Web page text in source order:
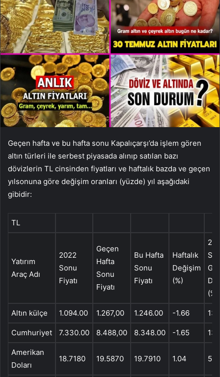
Geçen hafta ve bu hafta sonu Kapalıçarşı’da işlem gören
altın türleri ile serbest piyasada alınıp satılan bazı
dövizlerin TL cinsinden fiyatları ve haftalık bazda ve geçen
yılsonuna göre değişim oranları (yüzde) yıl aşağıdaki
gibidir:
TL
Yatırım
Araç Adı
2022
Sonu
Fiyatı
Geçen
Hafta
Sonu
Fiyatı
Bu Hafta
Sonu
Fiyatı
Haftalık
Değişim
(%)
(%)
Altın külçe 1.094.00 1.267,00 1.246.00 -1.66
Cumhuriyet 7.330.00 8.488,00 8.348.00 -1.65
Amerikan
Doları
18.7180 19.5870 19.7910 1.04